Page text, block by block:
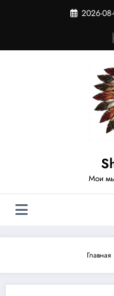
2026-
Мои
Главная